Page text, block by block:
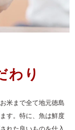
わり
米まで全て地元徳島
す。特に、魚は鮮度